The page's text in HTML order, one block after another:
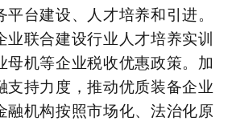
台建设、人才培养和引进。
业联合建设行业人才培养实训
母机等企业税收优惠政策。加
支持力度，推动优质装备企业
融机构按照市场化、法治化原